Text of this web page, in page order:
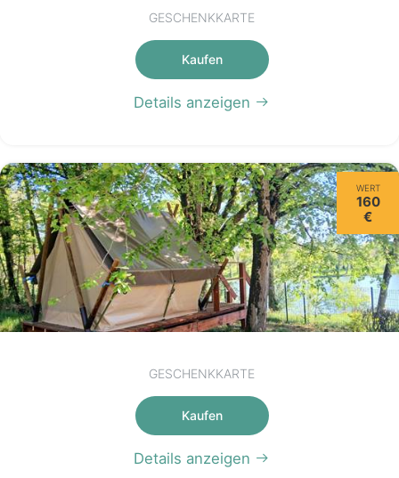
GESCHENKKARTE
Kaufen
Details anzeigen
WERT
160
€
GESCHENKKARTE
Kaufen
Details anzeigen